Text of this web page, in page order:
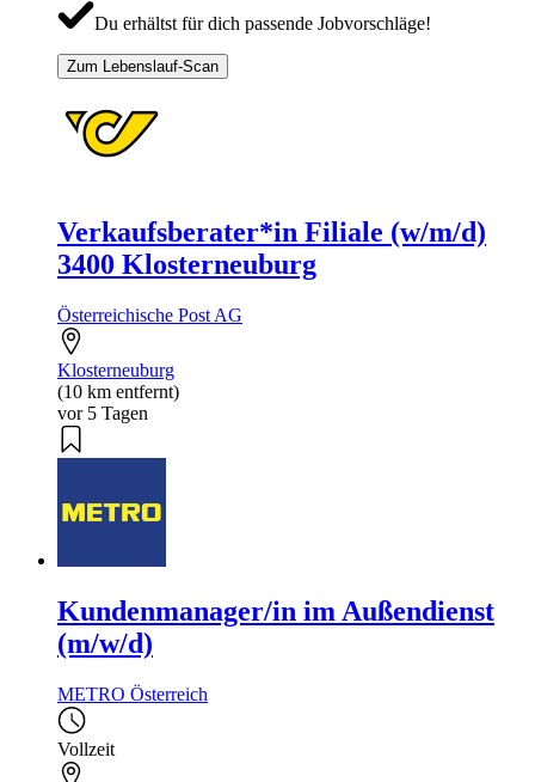
Du erhältst für dich passende Jobvorschläge!
Zum Lebenslauf-Scan
Verkaufsberater*in Filiale (w/m/d)
3400 Klosterneuburg
Österreichische Post AG
Klosterneuburg
(10 km entfernt)
vor 5 Tagen
Kundenmanager/in im Außendienst
(m/w/d)
METRO Österreich
Vollzeit